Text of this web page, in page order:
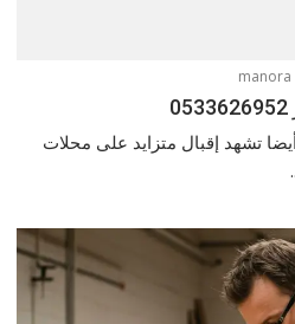
تشهد إقبال متزايد على محلات